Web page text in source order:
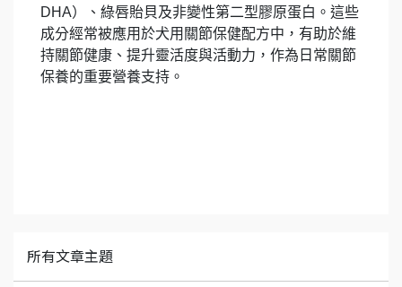
DHA）、綠唇貽貝及非變性第二型膠原蛋白。這些
成分經常被應用於犬用關節保健配方中，有助於維
持關節健康、提升靈活度與活動力，作為日常關節
保養的重要營養支持。
所有文章主題